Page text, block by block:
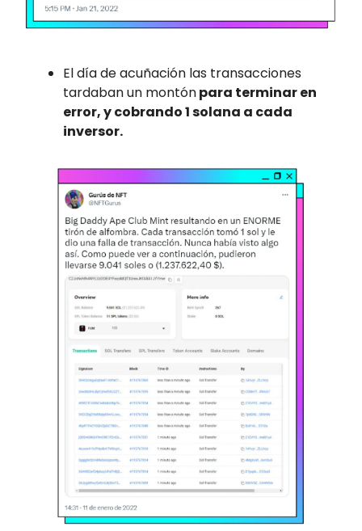
El día de acuñación las transacciones
tardaban un montónpara terminar en
error, y cobrando 1 solana a cada
inversor.